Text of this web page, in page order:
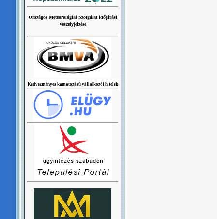
Országos Meteorológiai Szolgálat időjárási
veszélyjelzése
Kedvezményes kamatozású vállalkozói hitelek